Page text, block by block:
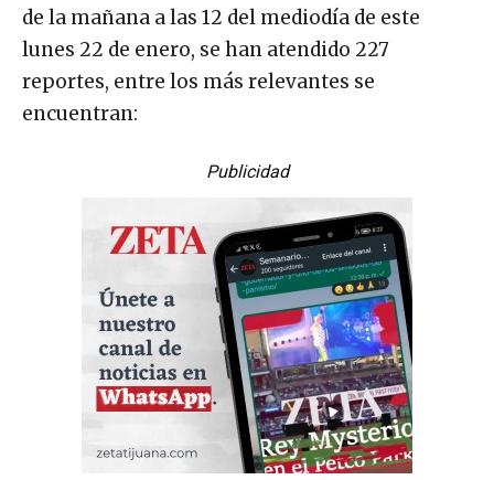
de la mañana a las 12 del mediodía de este
lunes 22 de enero, se han atendido 227
reportes, entre los más relevantes se
encuentran:
Publicidad